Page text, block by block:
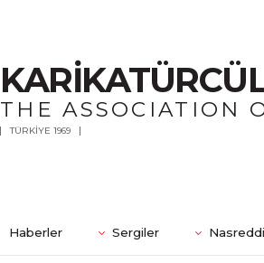
THE ASSOCIATION
TÜRKİYE 1969
Haberler Sergiler